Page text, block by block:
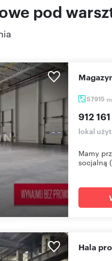
pod
57915 m
912 161
lokal
Mamy
socjalną
Hala